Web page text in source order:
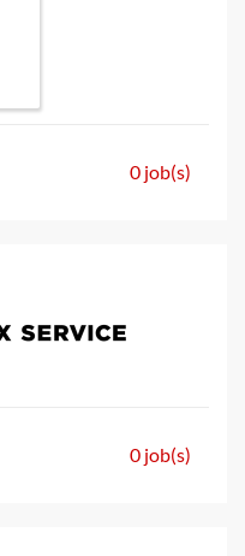
0 job(s)
0 job(s)